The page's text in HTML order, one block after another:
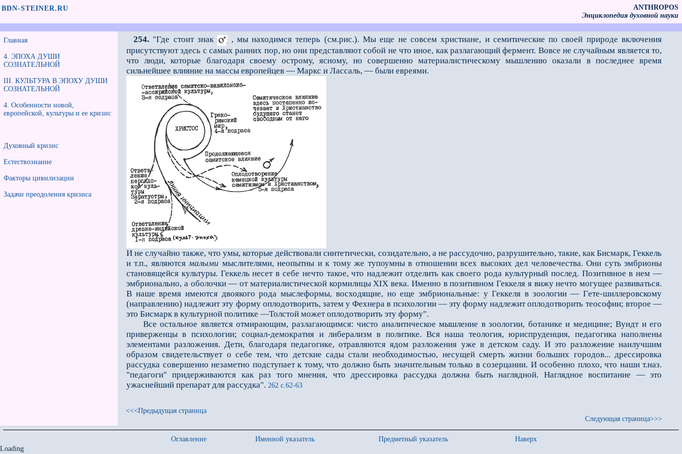
BDN-STEINER.RU
ANTHROPOS
Энциклопедия духовной науки
Главная
4. ЭПОХА ДУШИ
СОЗНАТЕЛЬНОЙ
III. КУЛЬТУРА В ЭПОХУ ДУШИ
СОЗНАТЕЛЬНОЙ
4. Особенности новой,
европейской, культуры и еe кризис
Духовный кризис
Естествознание
Факторы цивилизации
Задачи преодоления кризиса
254. "Где стоит знак
, мы находимся теперь (см.рис.). Мы ещe не совсем христиане, и семитические по своей природе включения
присутствуют здесь с самых ранних пор, но они представляют собой не что иное, как разлагающий фермент. Вовсе не случайным является то,
что люди, которые благодаря своему острому, ясному, но совершенно материалистическому мышлению оказали в последнее время
сильнейшее влияние на массы европейцев — Маркс и Лассаль, — были евреями.
И не случайно также, что умы, которые действовали синтетически, созидательно, а не рассудочно, разрушительно, такие, как Бисмарк, Геккель
и т.п., являются малыми мыслителями, неопытны и к тому же тупоумны в отношении всех высоких дел человечества. Они суть эмбрионы
становящейся культуры. Геккель несeт в себе нечто такое, что надлежит отделить как своего рода культурный послед. Позитивное в нeм —
эмбрионально, а оболочки — от материалистической кормилицы XIX века. Именно в позитивном Геккеля я вижу нечто могущее развиваться.
В наше время имеются двоякого рода мыслеформы, восходящие, но еще эмбриональные: у Геккеля в зоологии — Гeте-шиллеровскому
(направлению) надлежит эту форму оплодотворить, затем у Фехнера в психологии — эту форму надлежит оплодотворить теософии; второе —
это Бисмарк в культурной политике —Толстой может оплодотворить эту форму".
Всe остальное является отмирающим, разлагающимся: чисто аналитическое мышление в зоологии, ботанике и медицине; Вундт и его
приверженцы в психологии; социал-демократия и либерализм в политике. Вся наша теология, юриспруденция, педагогика наполнены
элементами разложения. Дети, благодаря педагогике, отравляются ядом разложения уже в детском саду. И это разложение наилучшим
образом свидетельствует о себе тем, что детские сады стали необходимостью, несущей смерть жизни больших городов... дрессировка
рассудка совершенно незаметно подступает к тому, что должно быть значительным только в созерцании. И особенно плохо, что наши т.наз.
"педагоги" придерживаются как раз того мнения, что дрессировка рассудка должна быть наглядной. Наглядное воспитание — это
ужаснейший препарат для рассудка". 262 с.62-63
<<<Предыдущая страница
Следующая страница>>>
Оглавление Именной указатель Предметный указатель
Наверх
Loading